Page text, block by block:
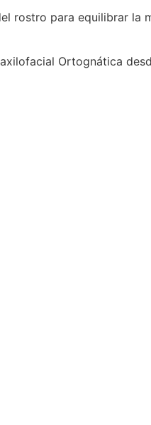
rostro para equilibrar la
Ortognática